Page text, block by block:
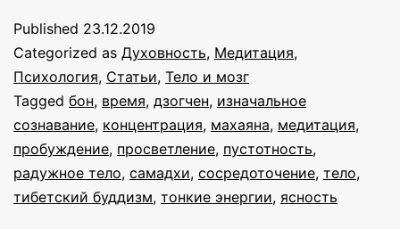
и
бон
Published 23.12.2019
Categorized as Духовность, Медитация,
Психология, Статьи, Тело и мозг
Tagged бон, время, дзогчен, изначальное
сознавание, концентрация, махаяна, медитация,
пробуждение, просветление, пустотность,
радужное тело, самадхи, сосредоточение, тело,
тибетский буддизм, тонкие энергии, ясность